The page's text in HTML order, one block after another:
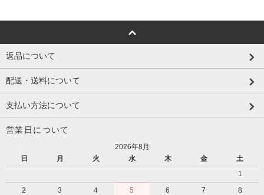
返品について
配送・送料について
支払い方法について
営業日について
2026年8月
日
月 火 水 木 金
土
1
2
3 4 5 6 7
8